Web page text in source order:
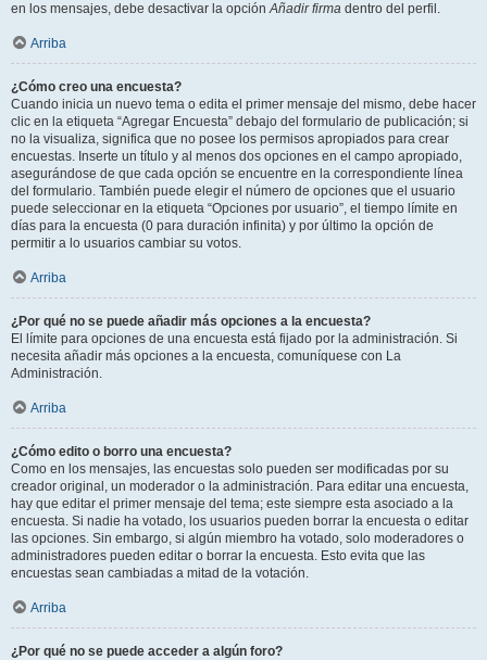
en los mensajes, debe desactivar la opciónAñadir firma dentro del perfil.
Arriba
¿Cómo creo una encuesta?
Cuando inicia un nuevo tema o edita el primer mensaje del mismo, debe hacer
clic en la etiqueta “Agregar Encuesta” debajo del formulario de publicación; si
no la visualiza, significa que no posee los permisos apropiados para crear
encuestas. Inserte un título y al menos dos opciones en el campo apropiado,
asegurándose de que cada opción se encuentre en la correspondiente línea
del formulario. También puede elegir el número de opciones que el usuario
puede seleccionar en la etiqueta “Opciones por usuario”, el tiempo límite en
días para la encuesta (0 para duración infinita) y por último la opción de
permitir a lo usuarios cambiar su votos.
Arriba
¿Por qué no se puede añadir más opciones a la encuesta?
El límite para opciones de una encuesta está fijado por la administración. Si
necesita añadir más opciones a la encuesta, comuníquese con La
Administración.
Arriba
¿Cómo edito o borro una encuesta?
Como en los mensajes, las encuestas solo pueden ser modificadas por su
creador original, un moderador o la administración. Para editar una encuesta,
hay que editar el primer mensaje del tema; este siempre esta asociado a la
encuesta. Si nadie ha votado, los usuarios pueden borrar la encuesta o editar
las opciones. Sin embargo, si algún miembro ha votado, solo moderadores o
administradores pueden editar o borrar la encuesta. Esto evita que las
encuestas sean cambiadas a mitad de la votación.
Arriba
¿Por qué no se puede acceder a algún foro?